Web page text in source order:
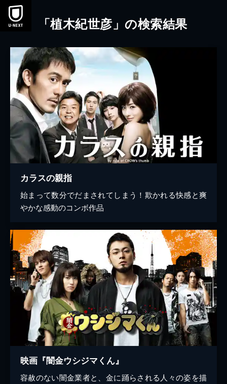
本文へスキップ
「植木紀世彦」の検索結果
カラスの親指
始まって数分でだまされてしまう！欺かれる快感と爽
やかな感動のコンボ作品
映画『闇金ウシジマくん』
容赦のない闇金業者と、金に踊らされる人々の姿を描